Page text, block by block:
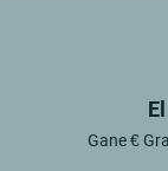
Gane €